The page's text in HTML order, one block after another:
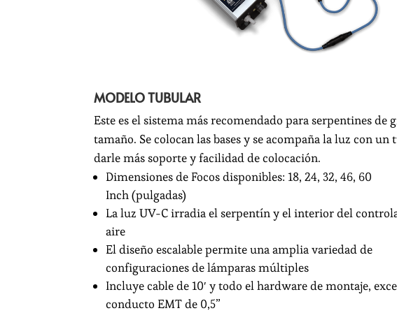
MODELO TUBULAR
Este es el sistema más recomendado para serpentines de
tamaño. Se colocan las bases y se acompaña la luz con un
darle más soporte y facilidad de colocación.
Dimensiones de Focos disponibles: 18, 24, 32, 46, 60
Inch (pulgadas)
La luz UV-C irradia el serpentín y el interior del
aire
El diseño escalable permite una amplia variedad de
configuraciones de lámparas múltiples
Incluye cable de 10′ y todo el hardware de montaje,
conducto EMT de 0,5”